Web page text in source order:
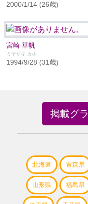
2000/1/14 (26歳)
宮崎 華帆
ミヤザキ カホ
1994/9/28 (31歳)
掲載グ
北海道 青森県
山形県 福島県